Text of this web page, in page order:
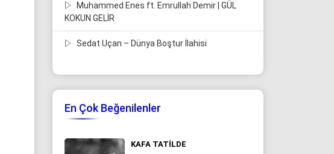
Muhammed Enes ft. Emrullah Demir | GÜL
KOKUN GELİR
Sedat Uçan – Dünya Boştur İlahisi
En Çok Beğenilenler
KAFA TATILDE